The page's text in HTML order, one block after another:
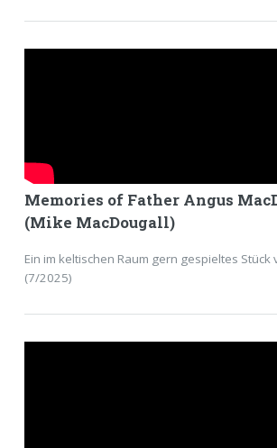
Memories of Father Angus
(Mike MacDougall)
Ein im keltischen Raum gern gespieltes Stück
(7/2025)